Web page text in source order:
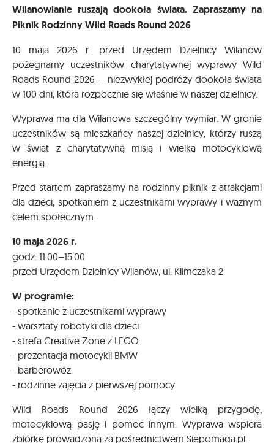
Wilanowianie ruszają dookoła świata. Zapraszamy na
Piknik Rodzinny Wild Roads Round 2026
10 maja 2026 r. przed Urzędem Dzielnicy Wilanów
pożegnamy uczestników charytatywnej wyprawy Wild
Roads Round 2026 – niezwykłej podróży dookoła świata
w 100 dni, która rozpocznie się właśnie w naszej dzielnicy.
Wyprawa ma dla Wilanowa szczególny wymiar. W gronie
uczestników są mieszkańcy naszej dzielnicy, którzy ruszą
w świat z charytatywną misją i wielką motocyklową
energią.
Przed startem zapraszamy na rodzinny piknik z atrakcjami
dla dzieci, spotkaniem z uczestnikami wyprawy i ważnym
celem społecznym.
10 maja 2026 r.
godz. 11:00–15:00
przed Urzędem Dzielnicy Wilanów, ul. Klimczaka 2
W programie:
- spotkanie z uczestnikami wyprawy
- warsztaty robotyki dla dzieci
- strefa Creative Zone z LEGO
- prezentacja motocykli BMW
- barberowóz
- rodzinne zajęcia z pierwszej pomocy
Wild Roads Round 2026 łączy wielką przygodę,
motocyklową pasję i pomoc innym. Wyprawa wspiera
zbiórkę prowadzoną za pośrednictwem Siepomaga.pl.